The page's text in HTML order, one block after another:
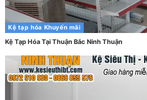
Kệ tạp hóa Khuyến mãi
Kệ Tạp Hóa Tại Thuận Bắc Ninh Thuận